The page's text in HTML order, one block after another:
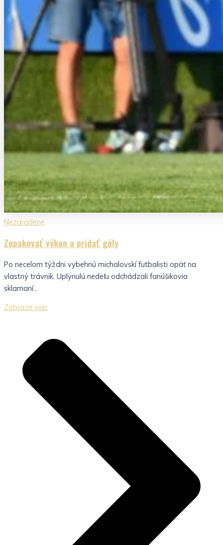
Nezaradené
Zopakovať výkon a pridať góly
Po necelom týždni vybehnú michalovskí futbalisti opäť na
vlastný trávnik. Uplynulú nedeľu odchádzali fanúšikovia
sklamaní...
Zobraziť viac